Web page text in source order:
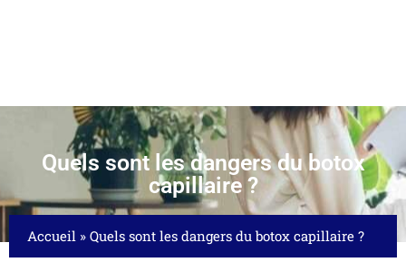
Quels sont les dangers du botox
capillaire ?
Accueil » Quels sont les dangers du botox capillaire ?